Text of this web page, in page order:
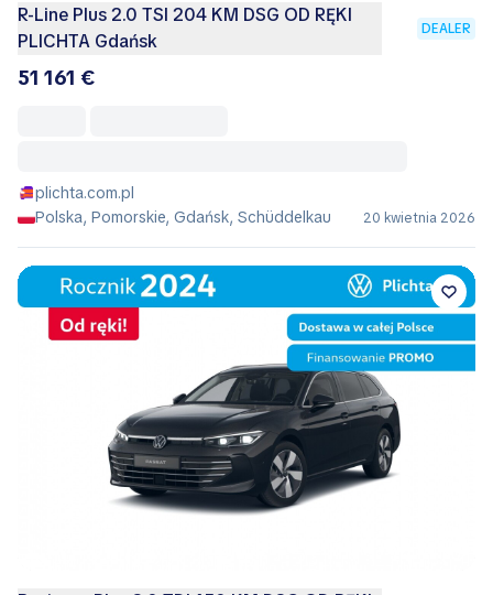
R-Line Plus 2.0 TSI 204 KM DSG OD RĘKI
PLICHTA Gdańsk
DEALER
51 161 €
plichta.com.pl
Polska, Pomorskie, Gdańsk, Schüddelkau
20 kwietnia 2026